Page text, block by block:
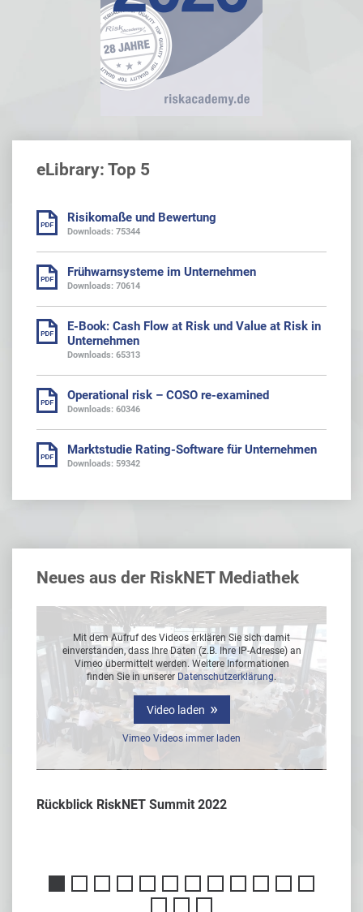
eLibrary: Top 5
Risikomaße und Bewertung
Downloads: 75344
Frühwarnsysteme im Unternehmen
Downloads: 70614
E-Book: Cash Flow at Risk und Value at Risk in
Unternehmen
Downloads: 65313
Operational risk – COSO re-examined
Downloads: 60346
Marktstudie Rating-Software für Unternehmen
Downloads: 59342
Neues aus der RiskNET Mediathek
Mit dem Aufruf des Videos erklären Sie sich damit
einverstanden, dass Ihre Daten (z.B. Ihre IP-Adresse) an
Vimeo übermittelt werden. Weitere Informationen
finden Sie in unserer Datenschutzerklärung.
Video laden
Vimeo Videos immer laden
Rückblick RiskNET Summit 2022